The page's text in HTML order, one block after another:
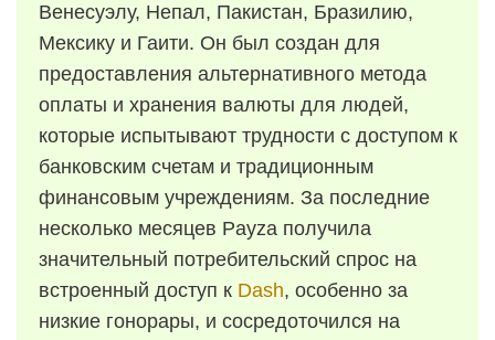
Венесуэлу, Непал, Пакистан, Бразилию,
Мексику и Гаити. Он был создан для
предоставления альтернативного метода
оплаты и хранения валюты для людей,
которые испытывают трудности с доступом к
банковским счетам и традиционным
финансовым учреждениям. За последние
несколько месяцев Payza получила
значительный потребительский спрос на
встроенный доступ к Dash, особенно за
низкие гонорары, и сосредоточился на